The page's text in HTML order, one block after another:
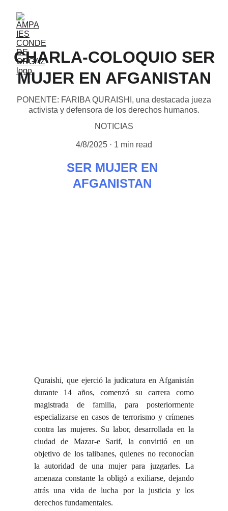
CHARLA-COLOQUIO SER
MUJER EN AFGANISTAN
PONENTE: FARIBA QURAISHI, una destacada jueza
activista y defensora de los derechos humanos.
NOTICIAS
4/8/2025 1 min read
Quraishi, que ejerció la judicatura en Afganistán
durante 14 años, comenzó su carrera como
magistrada de familia, para posteriormente
especializarse en casos de terrorismo y crímenes
contra las mujeres. Su labor, desarrollada en la
ciudad de Mazar-e Sarif, la convirtió en un
objetivo de los talibanes, quienes no reconocían
la autoridad de una mujer para juzgarles. La
amenaza constante la obligó a exiliarse, dejando
atrás una vida de lucha por la justicia y los
derechos fundamentales.
SER MUJER EN
AFGANISTAN